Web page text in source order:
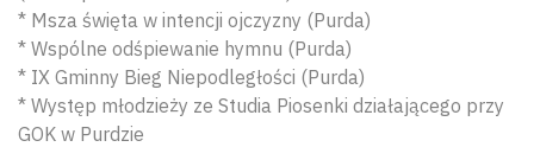
* Msza święta w intencji ojczyzny (Purda)
* Wspólne odśpiewanie hymnu (Purda)
* IX Gminny Bieg Niepodległości (Purda)
* Występ młodzieży ze Studia Piosenki działającego przy
GOK w Purdzie